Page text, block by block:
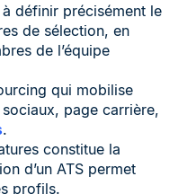
définir précisément le
de sélection, en
de l’équipe
qui mobilise
page carrière,
.
constitue la
d’un ATS permet
profils.